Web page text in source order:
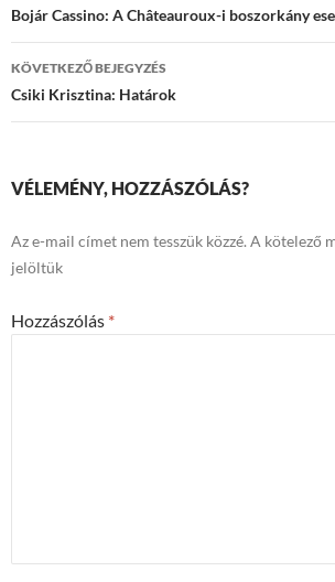
navigációja
Bojár Cassino: A Châteauroux-i boszorkány
KÖVETKEZŐ BEJEGYZÉS
Csiki Krisztina: Határok
VÉLEMÉNY, HOZZÁSZÓLÁS?
Az e-mail címet nem tesszük közzé. A kötelező
jelöltük
Hozzászólás *